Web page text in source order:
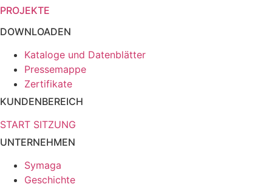
PROJEKTE
DOWNLOADEN
Kataloge und Datenblätter
Pressemappe
Zertifikate
KUNDENBEREICH
START SITZUNG
UNTERNEHMEN
Symaga
Geschichte